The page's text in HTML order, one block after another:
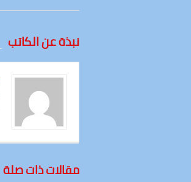
نبذة عن الكاتب
مقالات ذات صلة